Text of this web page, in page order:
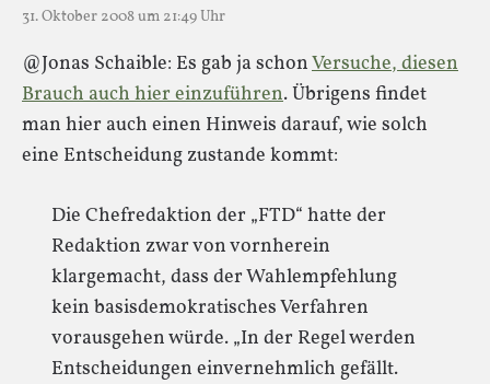
31. Oktober 2008 um 21:49 Uhr
@Jonas Schaible: Es gab ja schonVersuche, diesen
Brauch auch hier einzuführen. Übrigens findet
man hier auch einen Hinweis darauf, wie solch
eine Entscheidung zustande kommt:
Die Chefredaktion der „FTD“ hatte der
Redaktion zwar von vornherein
klargemacht, dass der Wahlempfehlung
kein basisdemokratisches Verfahren
vorausgehen würde. „In der Regel werden
Entscheidungen einvernehmlich gefällt.